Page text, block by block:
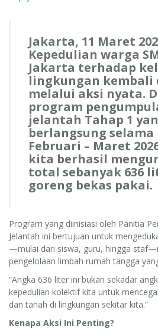
Jakarta, 11 Maret
Kepedulian warga
Jakarta terhadap
lingkungan
melalui aksi nyata.
program
jelantah Tahap 1
berlangsung selama
Februari – Maret
kita berhasil
total sebanyak 636
goreng bekas pakai.
Program yang diinisiasi oleh Panitia
Jelantah ini bertujuan untuk
—mulai dari siswa, guru, hingga
pengelolaan limbah rumah tangga
“Angka 636 liter ini bukan sekadar
kepedulian kolektif kita untuk
dan tanah di lingkungan sekitar kita.”
Kenapa Aksi Ini Penting?